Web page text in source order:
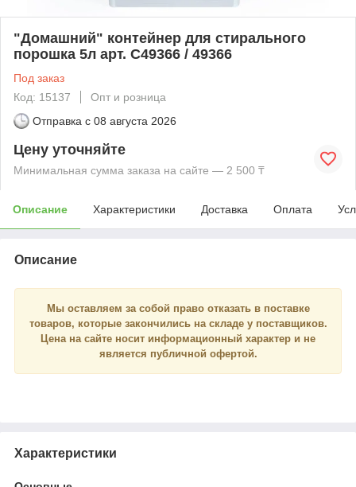
"Домашний" контейнер для стирального
порошка 5л арт. С49366 / 49366
Под заказ
Код: 15137
Опт и розница
Отправка с 08 августа 2026
Цену уточняйте
Минимальная сумма заказа на сайте — 2 500 ₸
Описание Характеристики Доставка Оплата
Описание
Мы оставляем за собой право отказать в поставке
товаров, которые закончились на складе у поставщиков.
Цена на сайте носит информационный характер и не
является публичной офертой.
Характеристики